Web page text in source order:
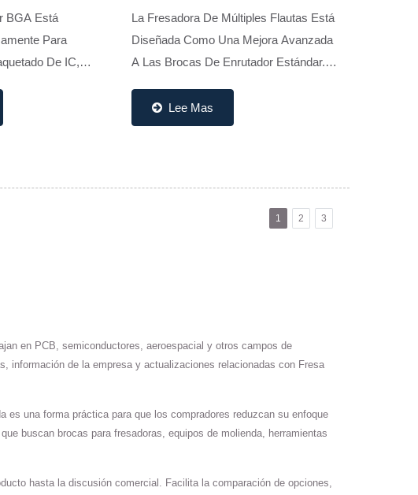
BGA Está
Para
De IC,
De
De Mecanizado
La Fresadora De Múltiples Flautas Está
Diseñada Como Una Mejora Avanzada
A Las Brocas De Enrutador Estándar.
Eficazmente Las Rebabas De Las
Placas De Circuito...
Lee Mas
1 2 3
en PCB, semiconductores, aeroespacial y otros campos de
información de la empresa y actualizaciones relacionadas con Fresa
es una forma práctica para que los compradores reduzcan su enfoque
buscan brocas para fresadoras, equipos de molienda, herramientas
hasta la discusión comercial. Facilita la comparación de opciones,